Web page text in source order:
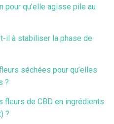
pour qu’elle agisse pile au
il à stabiliser la phase de
séchées pour qu’elles
?
fleurs de CBD en ingrédients
?